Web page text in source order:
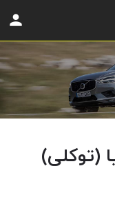
(توکلی)